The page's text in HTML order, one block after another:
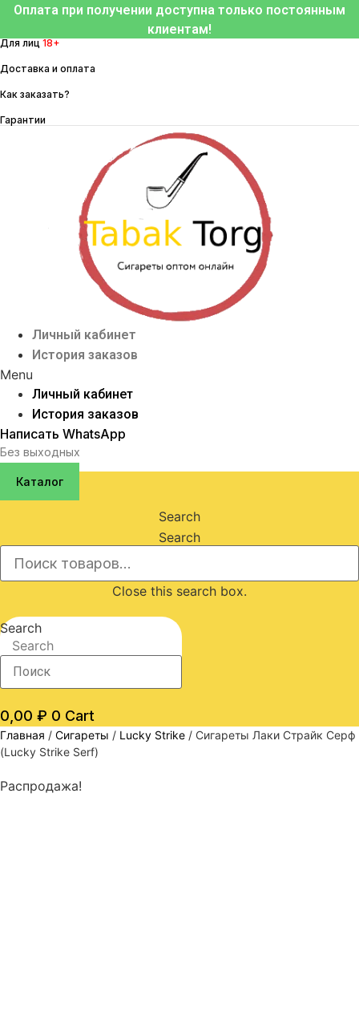
Перейти
содержимому
Оплата при получении доступна только постоянным
клиентам!
Для лиц 18+
Доставка и оплата
Как заказать?
Гарантии
Личный кабинет
История заказов
Menu
Личный кабинет
История заказов
Написать WhatsApp
Без выходных
Каталог
Search
Search
Close this search box.
Search
Search
0,00 ₽ 0 Cart
Главная / Сигареты / Lucky Strike / Сигареты Лаки Страйк Серф
(Lucky Strike Serf)
Распродажа!